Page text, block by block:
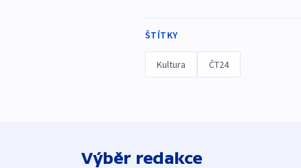
ŠTÍTKY
Kultura ČT24
Výběr redakce